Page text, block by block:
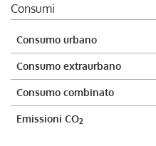
Consumi
Consumo urbano
Consumo extraurbano
Consumo combinato
Emissioni CO2